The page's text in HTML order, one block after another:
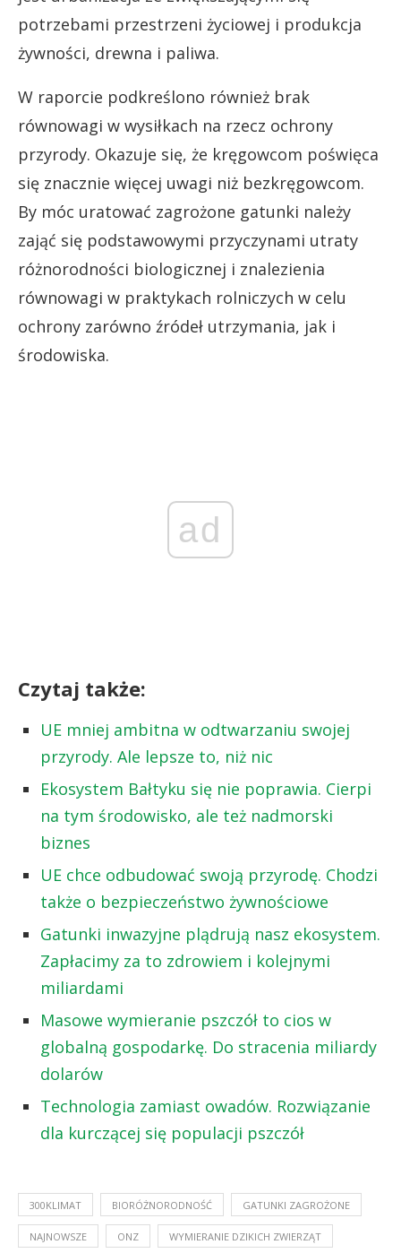
potrzebami przestrzeni życiowej i produkcja
żywności, drewna i paliwa.
W raporcie podkreślono również brak
równowagi w wysiłkach na rzecz ochrony
przyrody. Okazuje się, że kręgowcom poświęca
się znacznie więcej uwagi niż bezkręgowcom.
By móc uratować zagrożone gatunki należy
zająć się podstawowymi przyczynami utraty
różnorodności biologicznej i znalezienia
równowagi w praktykach rolniczych w celu
ochrony zarówno źródeł utrzymania, jak i
środowiska.
ad
Czytaj także:
UE mniej ambitna w odtwarzaniu swojej
przyrody. Ale lepsze to, niż nic
Ekosystem Bałtyku się nie poprawia. Cierpi
na tym środowisko, ale też nadmorski
biznes
UE chce odbudować swoją przyrodę. Chodzi
także o bezpieczeństwo żywnościowe
Gatunki inwazyjne plądrują nasz ekosystem.
Zapłacimy za to zdrowiem i kolejnymi
miliardami
Masowe wymieranie pszczół to cios w
globalną gospodarkę. Do stracenia miliardy
dolarów
Technologia zamiast owadów. Rozwiązanie
dla kurczącej się populacji pszczół
300KLIMAT BIORÓŻNORODNOŚĆ GATUNKI ZAGROŻONE
NAJNOWSZE ONZ WYMIERANIE DZIKICH ZWIERZĄT